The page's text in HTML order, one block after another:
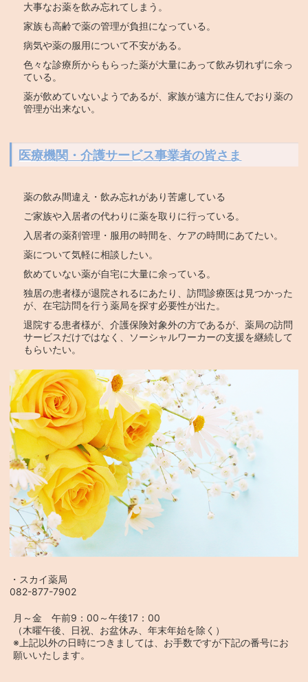
大事なお薬を飲み忘れてしまう。
家族も高齢で薬の管理が負担になっている。
病気や薬の服用について不安がある。
色々な診療所からもらった薬が大量にあって飲み切れずに余っ
ている。
薬が飲めていないようであるが、家族が遠方に住んでおり薬の
管理が出来ない。
医療機関・介護サービス事業者の皆さま
薬の飲み間違え・飲み忘れがあり苦慮している
ご家族や入居者の代わりに薬を取りに行っている。
入居者の薬剤管理・服用の時間を、ケアの時間にあてたい。
薬について気軽に相談したい。
飲めていない薬が自宅に大量に余っている。
独居の患者様が退院されるにあたり、訪問診療医は見つかった
が、在宅訪問を行う薬局を探す必要性が出た。
退院する患者様が、介護保険対象外の方であるが、薬局の訪問
サービスだけではなく、ソーシャルワーカーの支援を継続して
もらいたい。
・スカイ薬局
082-877-7902
月～金 午前9：00～午後17：00
（木曜午後、日祝、お盆休み、年末年始を除く）
※上記以外の日時につきましては、お手数ですが下記の番号にお
願いいたします。